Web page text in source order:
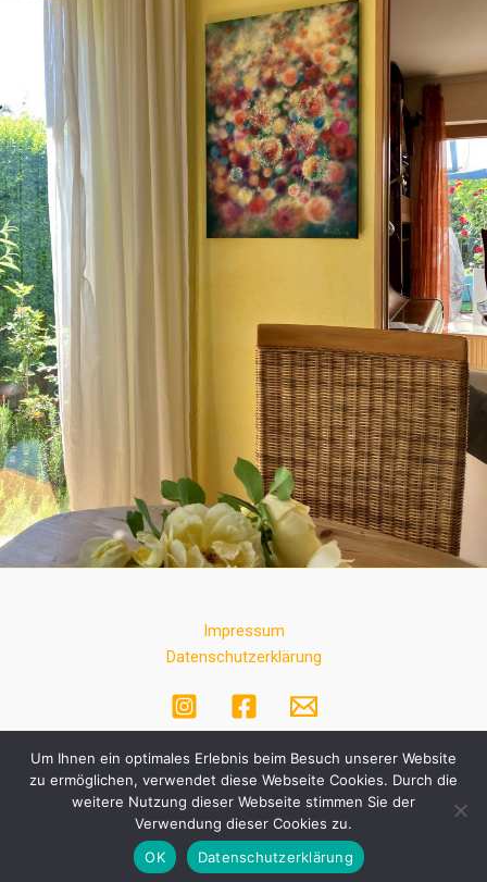
Impressum
Datenschutzerklärung
Copyright © 2026 Rebekka Riedel - Alle Rechte vorbehalten
Um Ihnen ein optimales Erlebnis beim Besuch unserer Website
zu ermöglichen, verwendet diese Webseite Cookies. Durch die
weitere Nutzung dieser Webseite stimmen Sie der
Verwendung dieser Cookies zu.
OK
Datenschutzerklärung